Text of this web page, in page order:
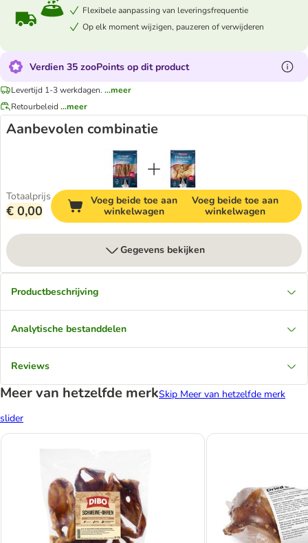
Flexibele aanpassing van leveringsfrequentie
Op elk moment wijzigen, pauzeren of verwijderen
Verdien 35 zooPoints op dit product
Levertijd 1-3 werkdagen. ...meer
Retourbeleid ...meer
Aanbevolen combinatie
Totaalprijs
€ 0,00
Voeg beide toe aan
winkelwagen
Voeg beide toe aan
winkelwagen
Gegevens bekijken
Productbeschrijving
Analytische bestanddelen
Reviews
Meer van hetzelfde merkSkip Meer van hetzelfde merk
slider